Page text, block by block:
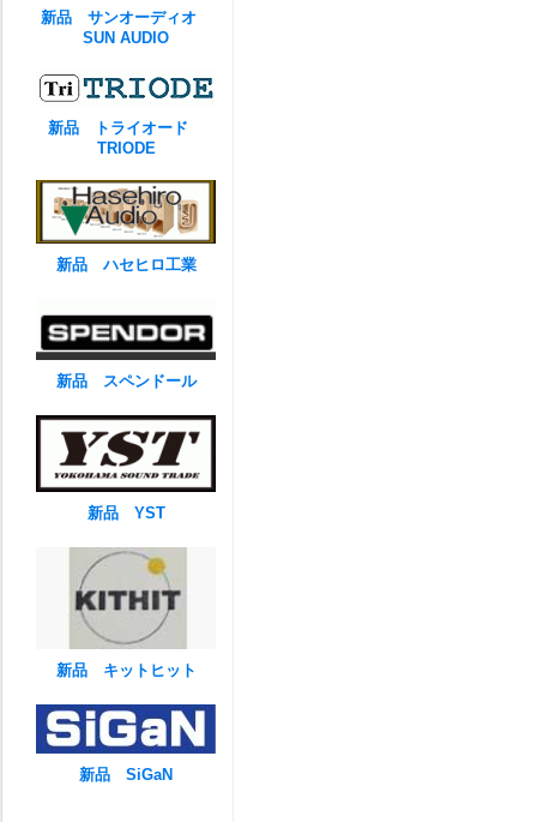
新品 サンオーディオ
SUN AUDIO
新品 トライオード
TRIODE
新品 ハセヒロ工業
新品 スペンドール
新品 YST
新品 キットヒット
新品 SiGaN